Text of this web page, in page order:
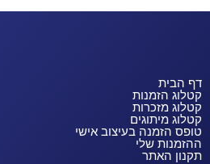
דף הבית
קטלוג הזמנות
קטלוג מזכרות
קטלוג מיתוגים
טופס הזמנה בעיצוב אישי
ההזמנות שלי
תקנון האתר